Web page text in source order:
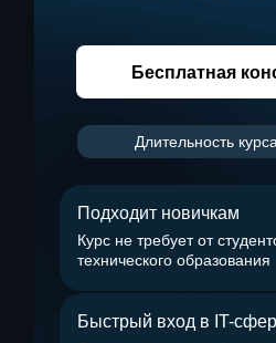
Бесплатная
Подходит новичкам
Курс не требует от
технического образования
Быстрый вход в IT-
Длительность